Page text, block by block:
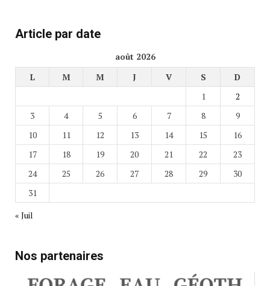
Article par date
août 2026
L
M M J V S
D
1
2
3
4 5 6 7 8
9
10
11 12 13 14 15
16
17
18 19 20 21 22
23
24
25 26 27 28 29
30
31
« Juil
Nos partenaires